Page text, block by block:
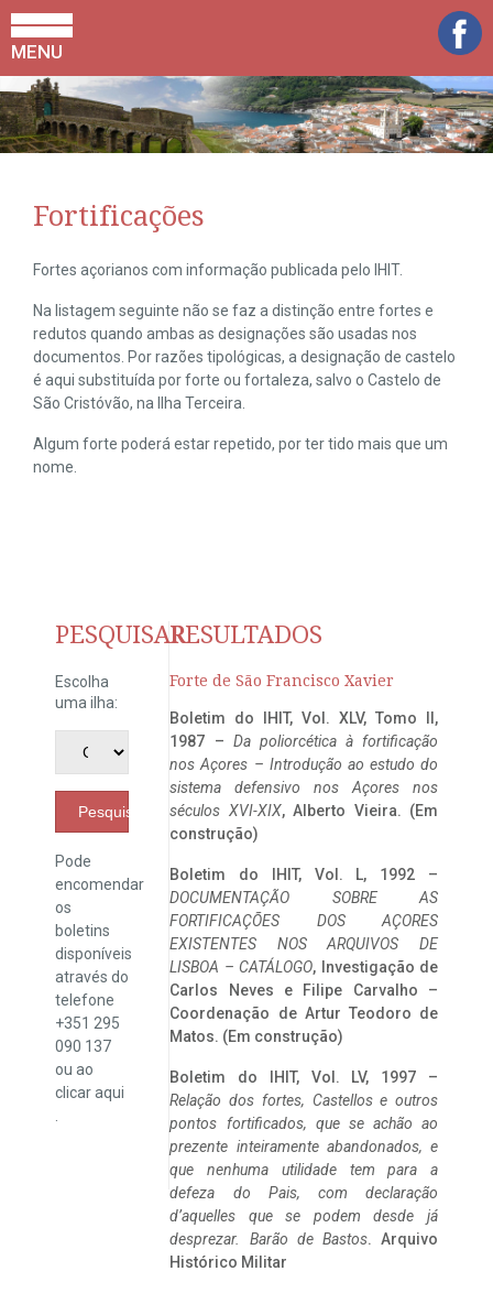
MENU
Fortificações
Fortes açorianos com informação publicada pelo IHIT.
Na listagem seguinte não se faz a distinção entre fortes e
redutos quando ambas as designações são usadas nos
documentos. Por razões tipológicas, a designação de castelo
é aqui substituída por forte ou fortaleza, salvo o Castelo de
São Cristóvão, na Ilha Terceira.
Algum forte poderá estar repetido, por ter tido mais que um
nome.
PESQUISAR
Escolha
uma ilha:
Pesquisar
Pode
encomendar
os
boletins
disponíveis
através do
telefone
+351 295
090 137
ou ao
clicaraqui
RESULTADOS
Forte de São Francisco Xavier
Boletim do IHIT, Vol. XLV, Tomo II,
1987 – Da poliorcética à fortificação
nos Açores – Introdução ao estudo do
sistema defensivo nos Açores nos
séculos XVI-XIX, Alberto Vieira. (Em
construção)
Boletim do IHIT, Vol. L, 1992 –
DOCUMENTAÇÃO SOBRE AS
FORTIFICAÇÕES DOS AÇORES
EXISTENTES NOS ARQUIVOS DE
LISBOA – CATÁLOGO, Investigação de
Carlos Neves e Filipe Carvalho –
Coordenação de Artur Teodoro de
Matos. (Em construção)
Boletim do IHIT, Vol. LV, 1997 –
Relação dos fortes, Castellos e outros
pontos fortificados, que se achão ao
prezente inteiramente abandonados, e
que nenhuma utilidade tem para a
defeza do Pais, com declaração
d’aquelles que se podem desde já
desprezar. Barão de Bastos. Arquivo
Histórico Militar